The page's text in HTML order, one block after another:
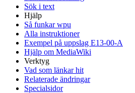
Sök i text
Hjälp
Så funkar wpu
Alla instruktioner
Exempel på uppslag E13-00-A
Hjälp om MediaWiki
Verktyg
Vad som länkar hit
Relaterade ändringar
Specialsidor